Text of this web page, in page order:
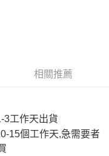
即使用無須另外申請。
自動跳轉到大哥付的交易
款截止日，確認付款後即完
支付方式。 讓您購物簡單
相關推薦
3工作天出貨
15個工作天,急需要者